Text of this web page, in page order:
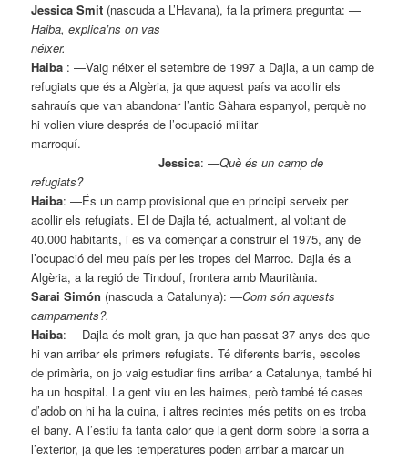
Jessica Smit (nascuda a L’Havana), fa la primera pregunta:—
Haiba, explica’ns on vas
néixer.
Haiba : —Vaig néixer el setembre de 1997 a Dajla, a un camp de
refugiats que és a Algèria, ja que aquest país va acollir els
sahrauís que van abandonar l’antic Sàhara espanyol, perquè no
hi volien viure després de l’ocupació militar
marroquí.
Jessica:—Què és un camp de
refugiats?
Haiba: —És un camp provisional que en principi serveix per
acollir els refugiats. El de Dajla té, actualment, al voltant de
40.000 habitants, i es va començar a construir el 1975, any de
l’ocupació del meu país per les tropes del Marroc. Dajla és a
Algèria, a la regió de Tindouf, frontera amb Mauritània.
Sarai Simón (nascuda a Catalunya):—Com són aquests
campaments?.
Haiba: —Dajla és molt gran, ja que han passat 37 anys des que
hi van arribar els primers refugiats. Té diferents barris, escoles
de primària, on jo vaig estudiar fins arribar a Catalunya, també hi
ha un hospital. La gent viu en les haimes, però també té cases
d’adob on hi ha la cuina, i altres recintes més petits on es troba
el bany. A l’estiu fa tanta calor que la gent dorm sobre la sorra a
l’exterior, ja que les temperatures poden arribar a marcar un